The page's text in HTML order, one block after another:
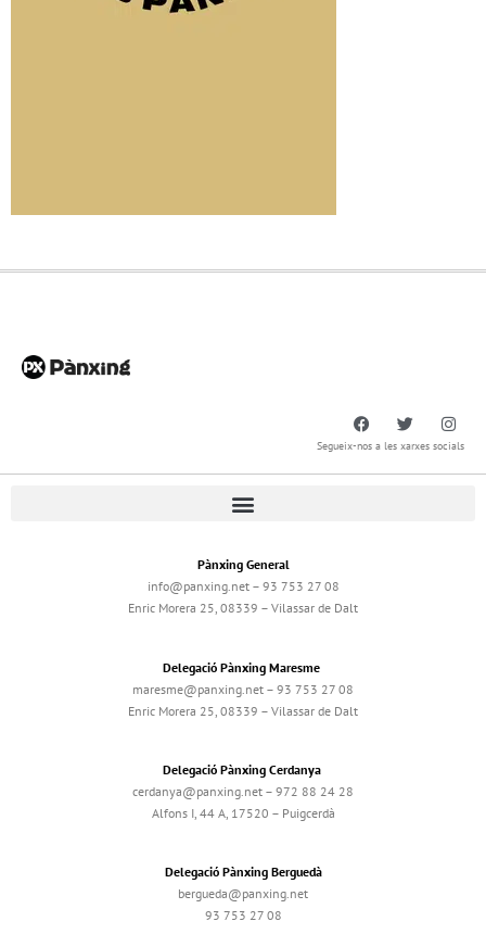
Segueix-nos a les xarxes socials
Pànxing General
info@panxing.net – 93 753 27 08
Enric Morera 25, 08339 – Vilassar de Dalt
Delegació Pànxing Maresme
maresme@panxing.net – 93 753 27 08
Enric Morera 25, 08339 – Vilassar de Dalt
Delegació Pànxing Cerdanya
cerdanya@panxing.net – 972 88 24 28
Alfons I, 44 A, 17520 – Puigcerdà
Delegació Pànxing Berguedà
bergueda@panxing.net
93 753 27 08